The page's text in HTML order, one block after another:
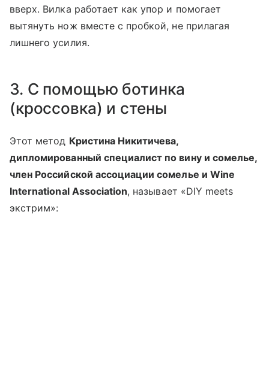
вверх. Вилка работает как упор и помогает
вытянуть нож вместе с пробкой, не прилагая
лишнего усилия.
3. С помощью ботинка
(кроссовка) и стены
Этот метод Кристина Никитичева,
дипломированный специалист по вину и сомелье,
член Российской ассоциации сомелье и Wine
International Association, называет «DIY meets
экстрим»: